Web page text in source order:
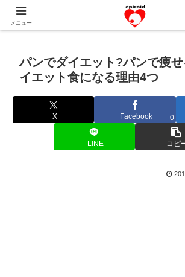
恋愛共感エピソード。あなたのストーリーを
パンでダイエット?パンで痩
イエット食になる理由4つ
X Facebook 0
LINE コピ
メニュー